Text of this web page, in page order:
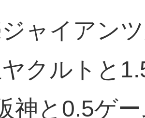
ャイアン
クルトと
神と0.5ゲ